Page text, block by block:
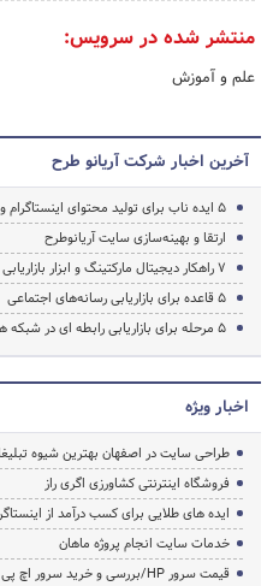
منتشر شده در سرویس:
علم و آموزش
آخرین اخبار شرکت آریانو طرح
5 ایده ناب برای تولید محتوای اینستاگرام و 5 تکنیک مهم برای اجرای بهتر آنها
ارتقا و بهینه‌سازی سایت آریانوطرح
7 راهکار دیجیتال مارکتینگ و ابزار بازاریابی اینترنتی برای افزایش درآمد
5 قاعده برای بازاریابی رسانه‌های اجتماعی
5 مرحله برای بازاریابی رابطه ای در شبکه های اجتماعی
اخبار ویژه
طراحی سایت در اصفهان بهترین شیوه
فروشگاه اینترنتی کشاورزی اگری راز
ایده های طلایی برای کسب درآمد از
خدمات سایت انجام پروژه ماهان
قیمت سرور HP/بررسی و خرید سرور اچ پی